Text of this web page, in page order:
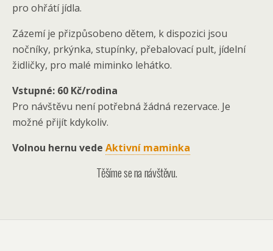
pro ohřátí jídla.
Zázemí je přizpůsobeno dětem, k dispozici jsou
nočníky, prkýnka, stupínky, přebalovací pult, jídelní
židličky, pro malé miminko lehátko.
Vstupné: 60 Kč/rodina
Pro návštěvu není potřebná žádná rezervace. Je
možné přijít kdykoliv.
Volnou hernu vede Aktivní maminka
Těšíme se na návštěvu.